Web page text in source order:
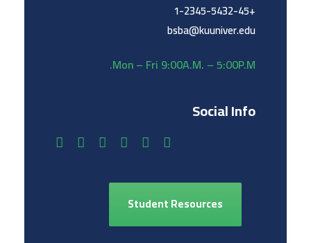
+1-2345-5432-45
bsba@kuuniver.edu
Mon – Fri 9:00A.M. – 5:00P.M.
Social Info
Student Resources